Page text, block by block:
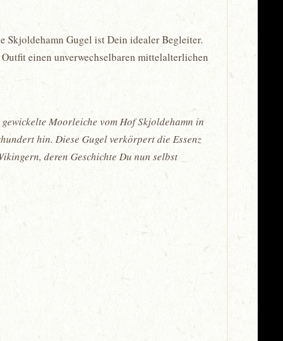
Skjoldehamn Gugel ist Dein idealer Begleiter.
einen unverwechselbaren mittelalterlichen
Moorleiche vom Hof Skjoldehamn in
hin. Diese Gugel verkörpert die Essenz
deren Geschichte Du nun selbst